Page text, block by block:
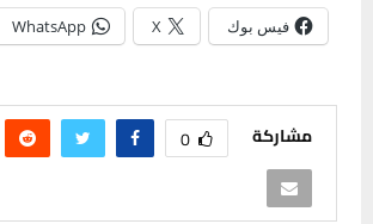
فيس بوك X
WhatsApp
مشاركة 0